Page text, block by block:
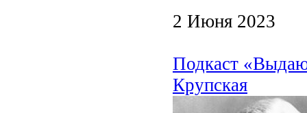
2 Июня 2023
Подкаст
Крупская